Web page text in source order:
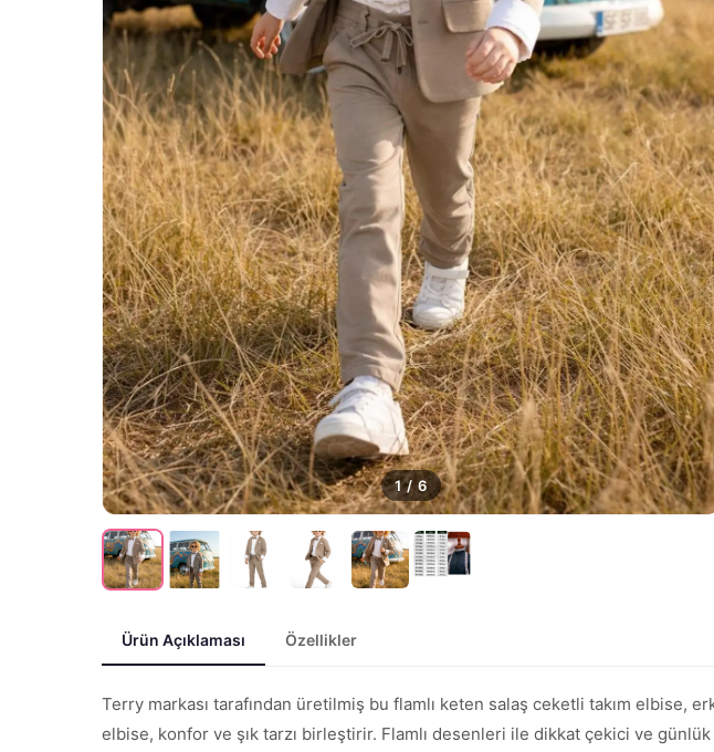
1/ 6
Ürün Açıklaması Özellikler
Terry markası tarafından üretilmiş bu flamlı keten salaş ceketli takım
elbise, konfor ve şık tarzı birleştirir. Flamlı desenleri ile dikkat çekici ve